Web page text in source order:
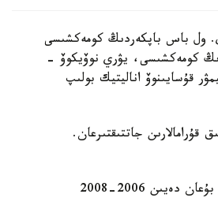
ول باس باپكەردىڭ كومەكشىسى
كومەكشىسى، يۋري نوۆيكوۆ -
قۇسايىنوۆ اناليتيك بولىپ
قۇرامالارىن جاتتىقتىرعان.
ول قازاقستان ۇلتتىق قۇراماسىن باسقارعان ەكىنشى نيدەرلاندتىق مامان اتاندى. بۇعان دەيىن 2006-2008